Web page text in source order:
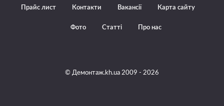
Прайс лист Контакти Вакансії Карта сайту
Фото Статті Про нас
© Демонтаж.kh.ua 2009 - 2026